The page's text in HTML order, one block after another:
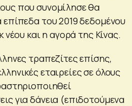
που συνομίλησε θα
του 2019 δεδομένου
νέου και η αγορά της Κίνας.
τραπεζίτες επίσης,
εταιρείες σε όλους
για δάνεια (επιδοτούμενα